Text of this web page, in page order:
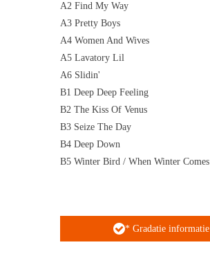
A2 Find My Way
A3 Pretty Boys
A4 Women And Wives
A5 Lavatory Lil
A6 Slidin'
B1 Deep Deep Feeling
B2 The Kiss Of Venus
B3 Seize The Day
B4 Deep Down
B5 Winter Bird / When Winter Comes
* Gradatie informatie